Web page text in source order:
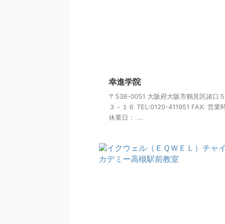
幸進学院
〒538-0051 大阪府大阪市鶴見区諸口
３－１６ TEL:0120-411951 FAX: 営業
休業日： ...